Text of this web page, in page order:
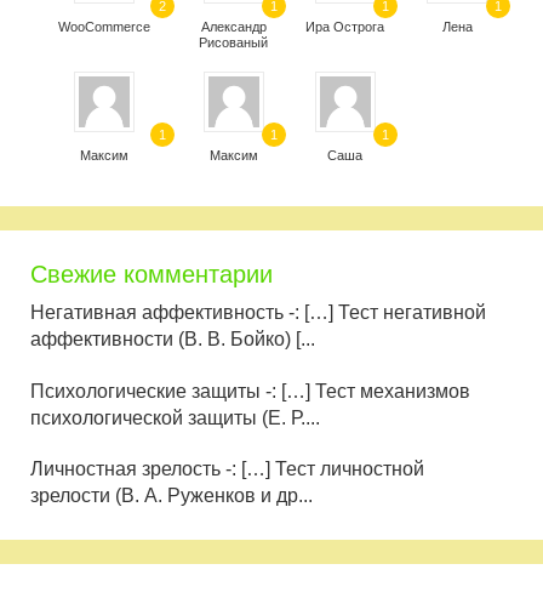
WooCommerce
2
Александр
Рисованый
1
Ира Острога
1
Лена
1
Максим
1
Максим
1
Саша
1
Свежие комментарии
Негативная аффективность -: […] Тест негативной
аффективности (В. В. Бойко) [...
Психологические защиты -: […] Тест механизмов
психологической защиты (Е. Р....
Личностная зрелость -: […] Тест личностной
зрелости (В. А. Руженков и др...